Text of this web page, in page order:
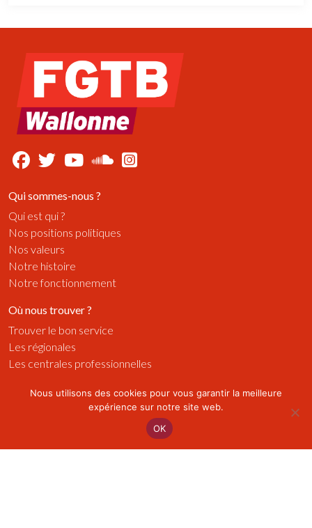
Qui sommes-nous ?
Qui est qui ?
Nos positions politiques
Nos valeurs
Notre histoire
Notre fonctionnement
Où nous trouver ?
Trouver le bon service
Les régionales
Les centrales professionnelles
MédiasNous utilisons des cookies pour vous garantir la meilleure
expérience sur notre site web.
OK